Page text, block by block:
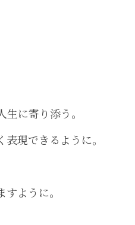
に寄り添う。
現できるように。
ように。